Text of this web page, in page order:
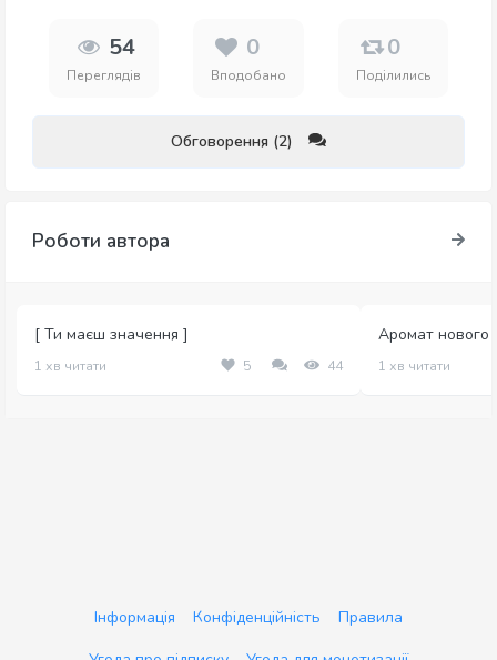
54
Переглядів
0
Вподобано
0
Поділились
Обговорення (2)
Роботи автора
[ Ти маєш значення ]
1 хв читати 5 44
Аромат нового
1 хв читати
Інформація Конфіденційність
Правила